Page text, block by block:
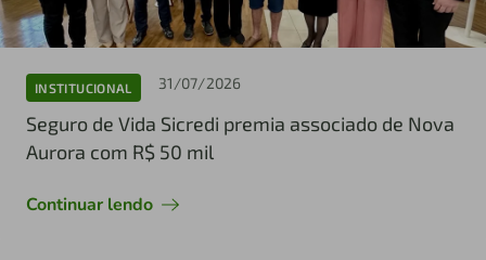
INSTITUCIONAL 31/07/2026
Seguro de Vida Sicredi premia associado de Nova
Aurora com R$ 50 mil
Continuar lendo